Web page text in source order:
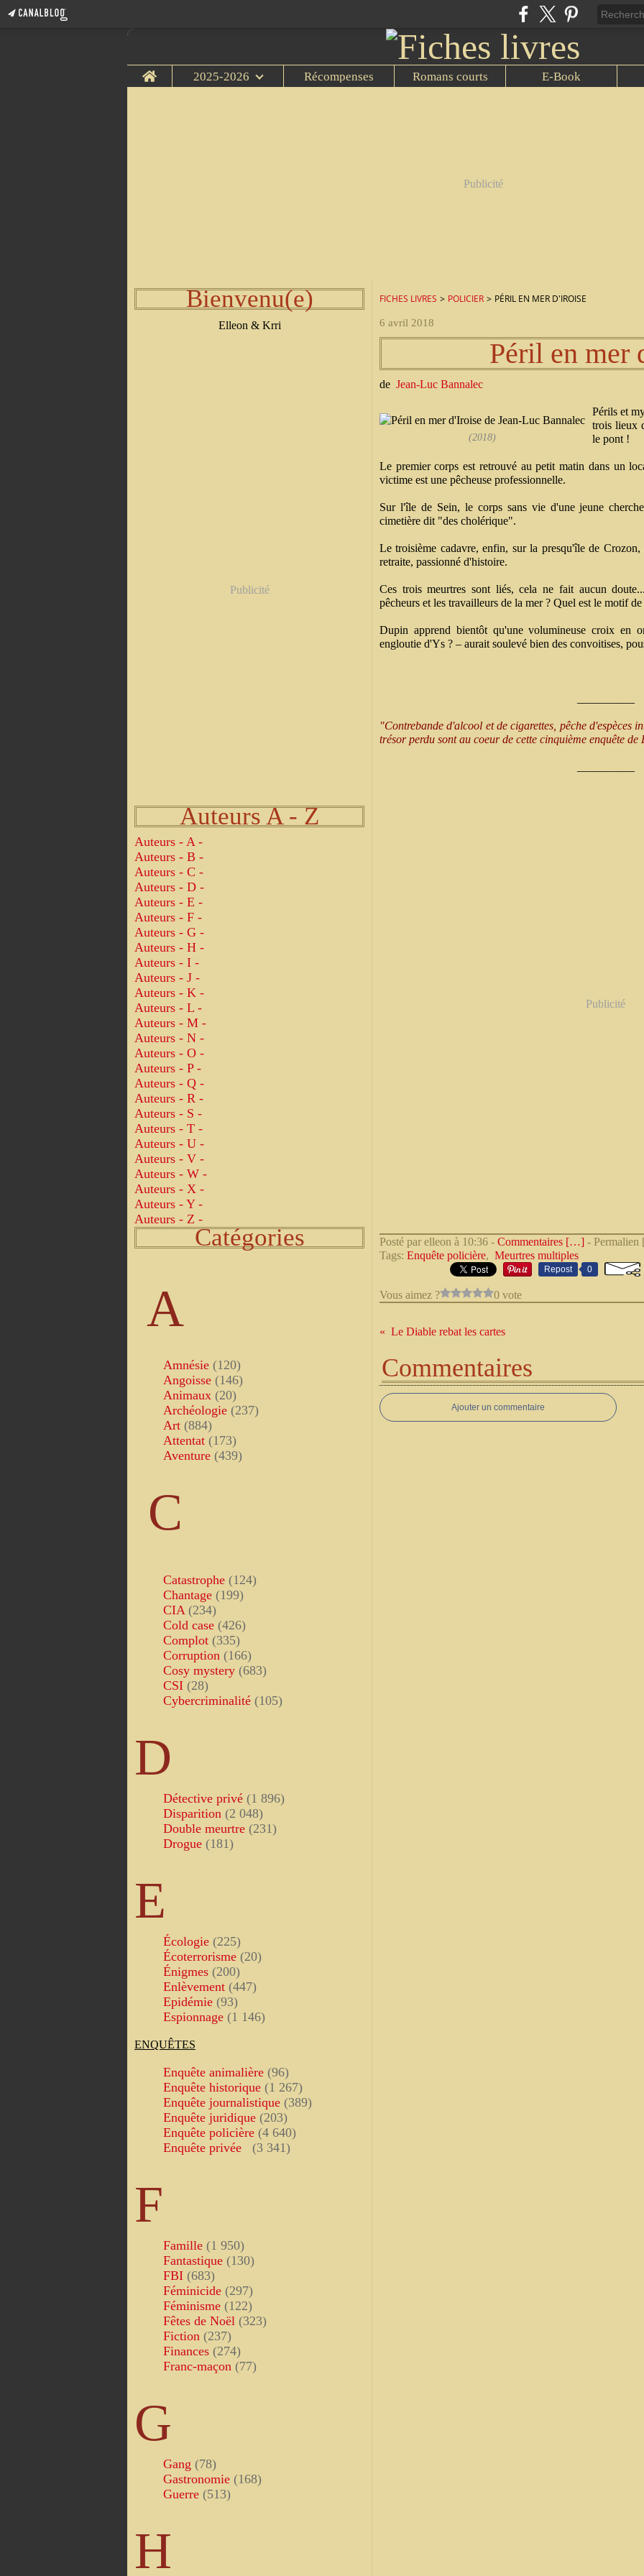
Home 2025-2026 Récompenses Romans courts E-Book
Publicité
Bienvenu(e)
Elleon & Krri
Publicité
Auteurs A - Z
Auteurs - A -
Auteurs - B -
Auteurs - C -
Auteurs - D -
Auteurs - E -
Auteurs - F -
Auteurs - G -
Auteurs - H -
Auteurs - I -
Auteurs - J -
Auteurs - K -
Auteurs - L -
Auteurs - M -
Auteurs - N -
Auteurs - O -
Auteurs - P -
Auteurs - Q -
Auteurs - R -
Auteurs - S -
Auteurs - T -
Auteurs - U -
Auteurs - V -
Auteurs - W -
Auteurs - X -
Auteurs - Y -
Auteurs - Z -
Catégories
A
Amnésie (120)
Angoisse (146)
Animaux (20)
Archéologie (237)
Art (884)
Attentat (173)
Aventure (439)
C
Catastrophe (124)
Chantage (199)
CIA (234)
Cold case (426)
Complot (335)
Corruption (166)
Cosy mystery (683)
CSI (28)
Cybercriminalité (105)
D
Détective privé (1 896)
Disparition (2 048)
Double meurtre (231)
Drogue (181)
E
Écologie (225)
Écoterrorisme (20)
Énigmes (200)
Enlèvement (447)
Epidémie (93)
Espionnage (1 146)
ENQUÊTES
Enquête animalière (96)
Enquête historique (1 267)
Enquête journalistique (389)
Enquête juridique (203)
Enquête policière (4 640)
Enquête privée
(3 341)
F
Famille (1 950)
Fantastique (130)
FBI (683)
Féminicide (297)
Féminisme (122)
Fêtes de Noël (323)
Fiction (237)
Finances (274)
Franc-maçon (77)
G
Gang (78)
Gastronomie (168)
Guerre (513)
H
FICHES LIVRES > POLICIER > PÉRIL EN MER D'IROISE
6 avril 2018
Péril en mer
de Jean-Luc Bannalec
(2018)
Périls et
trois lieux
le pont !
Le premier corps est retrouvé au petit matin dans un
victime est une pêcheuse professionnelle.
Sur l'île de Sein, le corps sans vie d'une jeune
cimetière dit "des cholérique".
Le troisième cadavre, enfin, sur la presqu'île de
retraite, passionné d'histoire.
Ces trois meurtres sont liés, cela ne fait aucun
pêcheurs et les travailleurs de la mer ? Quel est le motif de
Dupin apprend bientôt qu'une volumineuse croix en
engloutie d'Ys ? – aurait soulevé bien des convoitises,
"Contrebande d'alcool et de cigarettes, pêche d'espèces
trésor perdu sont au coeur de cette cinquième enquête
Publicité
Posté par elleon à 10:36 - Commentaires […] - Permalien
Tags: Enquête policière, Meurtres multiples
Repost 0
Vous aimez ? 0 vote
Le Diable rebat les cartes
Commentaires
Ajouter un commentaire